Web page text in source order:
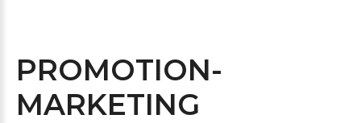
PROMOTION-
MARKETING